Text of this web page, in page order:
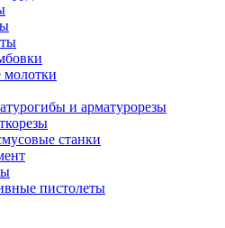
и арматурорезы
станки
пистолеты